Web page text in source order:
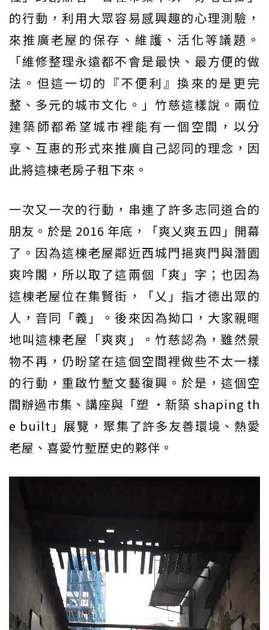
的行動，利用大眾容易感興趣的心理測驗，
來推廣老屋的保存、維護、活化等議題。
「維修整理永遠都不會是最快、最方便的做
法。但這一切的『不便利』換來的是更完
整、多元的城市文化。」竹慈這樣說。兩位
建築師都希望城市裡能有一個空間，以分
享、互惠的形式來推廣自己認同的理念，因
此將這棟老房子租下來。
一次又一次的行動，串連了許多志同道合的
朋友。於是 2016 年底，「爽乂爽五四」開幕
了。因為這棟老屋鄰近西城門挹爽門與潛園
爽吟閣，所以取了這兩個「爽」字；也因為
這棟老屋位在集賢街，「乂」指才德出眾的
人，音同「義」。後來因為拗口，大家親暱
地叫這棟老屋「爽爽」。竹慈認為，雖然景
物不再，仍盼望在這個空間裡做些不太一樣
的行動，重啟竹塹文藝復興。於是，這個空
間辦過市集、講座與「塑 ‧新築 shaping th
e built」展覽，聚集了許多友善環境、熱愛
老屋、喜愛竹塹歷史的夥伴。